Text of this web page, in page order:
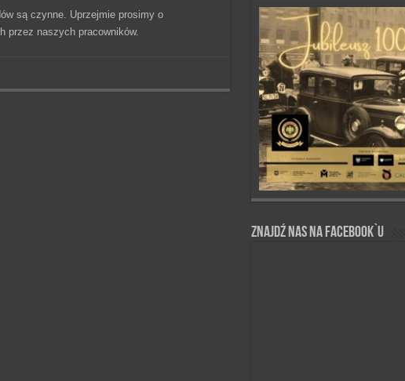
są czynne. Uprzejmie prosimy o
przez naszych pracowników.
Znajdź nas na Facebook`u